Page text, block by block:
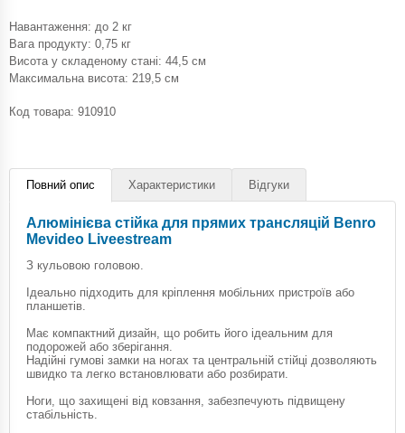
Навантаження: до 2 кг
Вага продукту: 0,75 кг
Висота у складеному стані: 44,5 см
Максимальна висота: 219,5 см
Код товара: 910910
Повний опис Характеристики Відгуки
Алюмінієва стійка для прямих трансляцій Benro
Mevideo Liveestream
З кульовою головою.
Ідеально підходить для кріплення мобільних пристроїв або
планшетів.
Має компактний дизайн, що робить його ідеальним для
подорожей або зберігання.
Надійні гумові замки на ногах та центральній стійці дозволяють
швидко та легко встановлювати або розбирати.
Ноги, що захищені від ковзання, забезпечують підвищену
стабільність.